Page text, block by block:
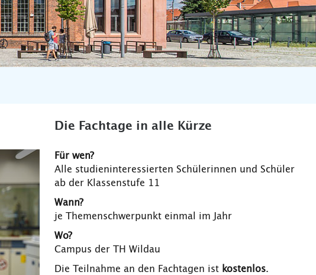
Die Fachtage in alle Kürze
Für wen?
Alle studieninteressierten Schülerinnen und Schüler
ab der Klassenstufe 11
Wann?
je Themenschwerpunkt einmal im Jahr
Wo?
Campus der TH Wildau
Die Teilnahme an den Fachtagen ist kostenlos.